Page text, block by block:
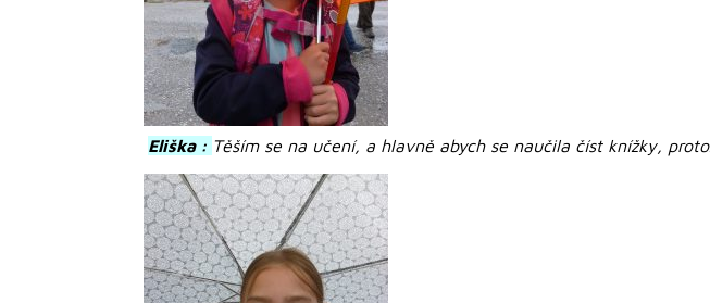
Eliška : Těším se na učení, a hlavně abych se naučila číst knížky,